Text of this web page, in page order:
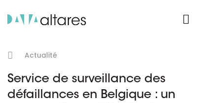
Actualité
Service de surveillance des
défaillances en Belgique : un